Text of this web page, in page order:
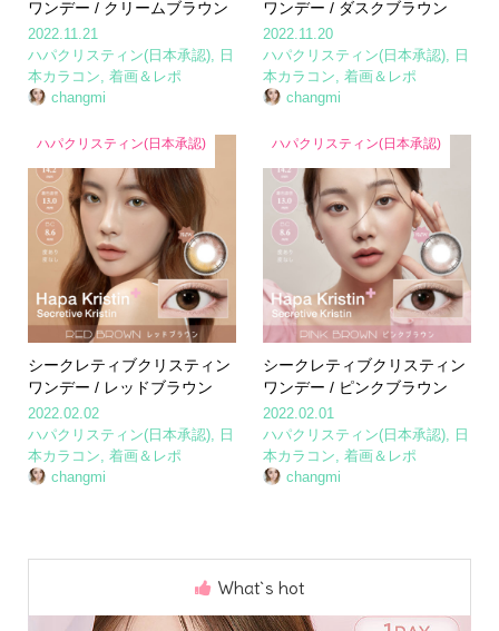
ワンデー / クリームブラウン
2022.11.21
ハパクリスティン(日本承認),
日
本カラコン 着画＆レポ
changmi
ワンデー / ダスクブラウン
2022.11.20
ハパクリスティン(日本承認)
日
本カラコン ,着画＆レポ
changmi
ハパクリスティン(日本承認)
シークレティブクリスティン
ワンデー / レッドブラウン
2022.02.02
ハパクリスティン(日本承認),
日
本カラコン 着画＆レポ
changmi
ハパクリスティン(日本承認)
シークレティブクリスティン
ワンデー / ピンクブラウン
2022.02.01
ハパクリスティン(日本承認)
日
本カラコン ,着画＆レポ
changmi
What`s hot